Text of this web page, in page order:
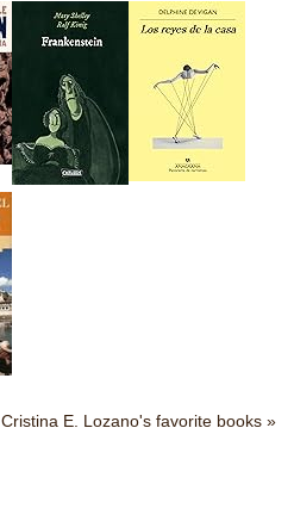
Cristina E. Lozano's favorite books »